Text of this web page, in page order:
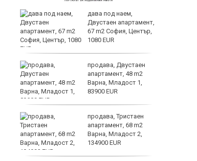
дава под наем,
Двустаен апартамент,
67 m2 София, Център,
1080 EUR
продава, Двустаен
апартамент, 48 m2
Варна, Младост 1,
83900 EUR
продава, Тристаен
апартамент, 68 m2
Варна, Младост 2,
134900 EUR